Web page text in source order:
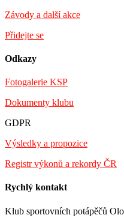
Závody a další akce
Přidejte se
Odkazy
Fotogalerie KSP
Dokumenty klubu
GDPR
Výsledky a propozice
Registr výkonů a rekordy ČR
Rychlý kontakt
Klub sportovních potápěčů